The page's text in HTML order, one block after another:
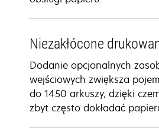
Niezakłócone
Dodanie opcjonalnych
wejściowych zwiększa
do 1450 arkuszy, dzięki
zbyt często dokładać